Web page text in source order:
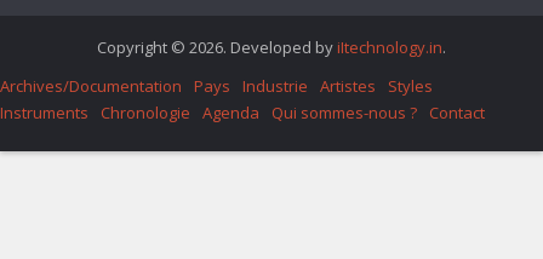
Copyright © 2026. Developed by iItechnology.in.
Archives/Documentation
Pays Industrie Artistes
Styles
Instruments
Chronologie Agenda Qui sommes-nous ? Contact